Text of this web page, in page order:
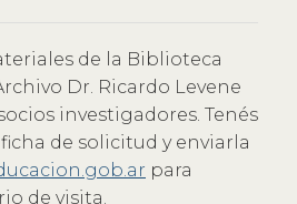
de la Biblioteca
Dr. Ricardo Levene
investigadores. Tenés
de solicitud y enviarla
para
de visita.